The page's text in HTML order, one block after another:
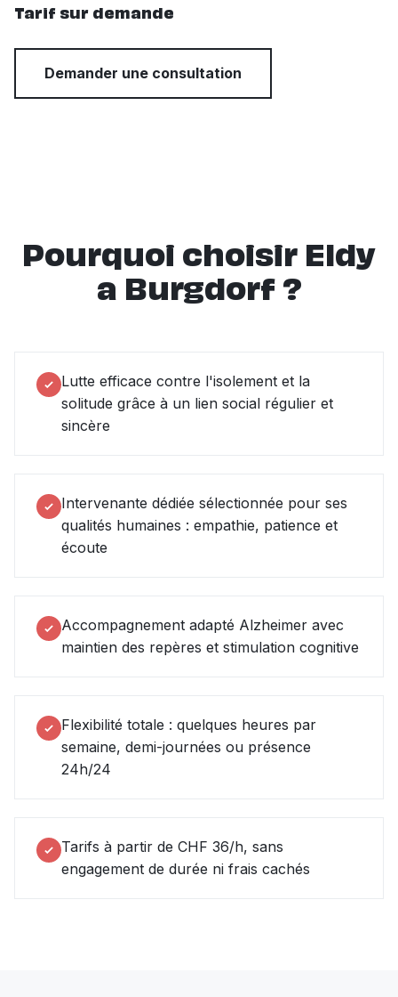
Tarif sur demande
Demander une consultation
Pourquoi choisir Eldy
a Burgdorf ?
Lutte efficace contre l'isolement et la
solitude grâce à un lien social régulier et
sincère
Intervenante dédiée sélectionnée pour ses
qualités humaines : empathie, patience et
écoute
Accompagnement adapté Alzheimer avec
maintien des repères et stimulation cognitive
Flexibilité totale : quelques heures par
semaine, demi-journées ou présence
24h/24
Tarifs à partir de CHF 36/h, sans
engagement de durée ni frais cachés